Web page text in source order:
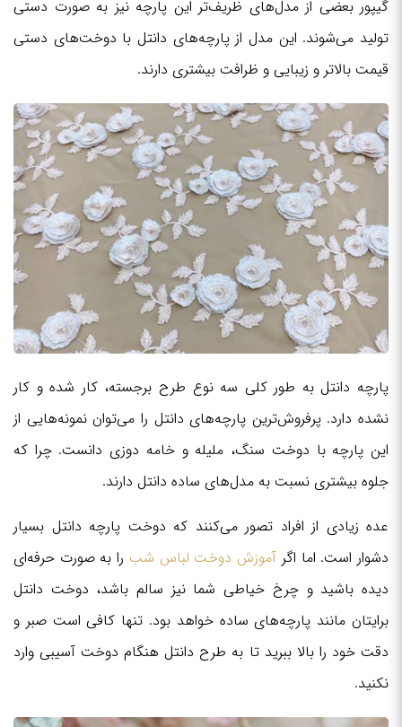
گیپور بعضی از مدل‌های ظریف‌تر این پارچه نیز به صورت دستی
تولید می‌شوند. این مدل از پارچه‌های دانتل با دوخت‌های دستی
قیمت بالاتر و زیبایی و ظرافت بیشتری دارند.
پارچه دانتل به طور کلی سه نوع طرح برجسته، کار شده و کار
نشده دارد. پرفروش‌ترین پارچه‌های دانتل را می‌توان نمونه‌هایی از
این پارچه با دوخت سنگ، ملیله و خامه دوزی دانست. چرا که
جلوه بیشتری نسبت به مدل‌های ساده دانتل دارند.
عده زیادی از افراد تصور می‌کنند که دوخت پارچه دانتل بسیار
دشوار است. اما اگر آموزش دوخت لباس شب را به صورت حرفه‌ای
دیده باشید و چرخ خیاطی شما نیز سالم باشد، دوخت دانتل
برایتان مانند پارچه‌های ساده خواهد بود. تنها کافی است صبر و
دقت خود را بالا ببرید تا به طرح دانتل هنگام دوخت آسیبی وارد
نکنید.